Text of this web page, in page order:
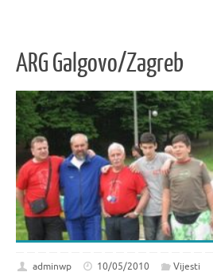
ARG Galgovo/Zagreb
adminwp 10/05/2010 Vijesti